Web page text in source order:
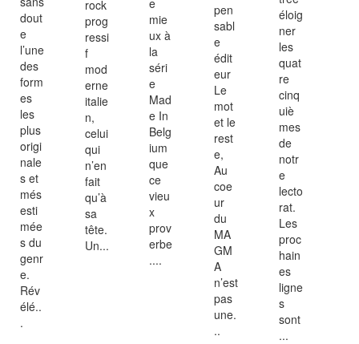
dout
e
l’une
des
form
es
les
plus
origi
nale
s et
més
esti
mée
s du
genr
e.
Rév
élé..
.
rock
prog
ressi
f
mod
erne
italie
n,
celui
qui
n’en
fait
qu’à
sa
tête.
Un...
mie
ux à
la
séri
e
Mad
e In
Belg
ium
que
ce
vieu
x
prov
erbe
....
pen
sabl
e
édit
eur
Le
mot
et le
rest
e,
Au
coe
ur
du
MA
GM
A
n’est
pas
une.
..
éloig
ner
les
quat
re
cinq
uiè
mes
de
notr
e
lecto
rat.
Les
proc
hain
es
ligne
s
sont
...